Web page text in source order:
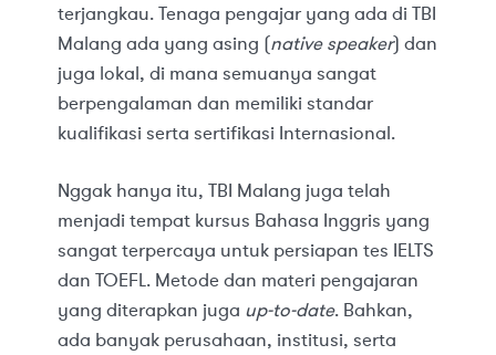
terjangkau. Tenaga pengajar yang ada di TBI
Malang ada yang asing (native speaker) dan
juga lokal, di mana semuanya sangat
berpengalaman dan memiliki standar
kualifikasi serta sertifikasi Internasional.
Nggak hanya itu, TBI Malang juga telah
menjadi tempat kursus Bahasa Inggris yang
sangat terpercaya untuk persiapan tes IELTS
dan TOEFL. Metode dan materi pengajaran
yang diterapkan juga up-to-date. Bahkan,
ada banyak perusahaan, institusi, serta